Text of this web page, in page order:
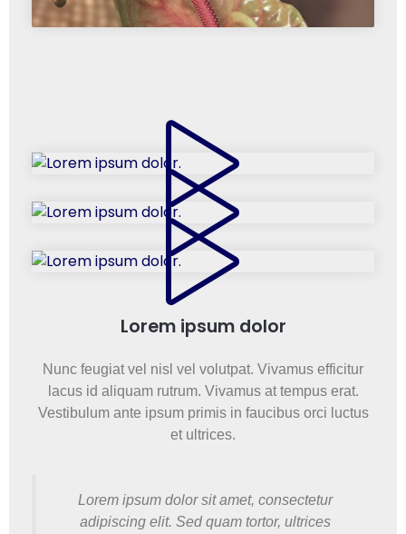
Lorem ipsum dolor
Nunc feugiat vel nisl vel volutpat. Vivamus efficitur
lacus id aliquam rutrum. Vivamus at tempus erat.
Vestibulum ante ipsum primis in faucibus orci luctus
et ultrices.
Lorem ipsum dolor sit amet, consectetur
adipiscing elit. Sed quam tortor, ultrices